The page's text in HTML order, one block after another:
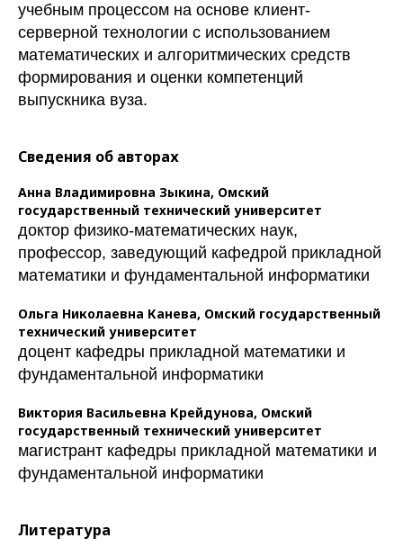
учебным процессом на основе клиент-
серверной технологии с использованием
математических и алгоритмических средств
формирования и оценки компетенций
выпускника вуза.
Сведения об авторах
Анна Владимировна Зыкина, Омский
государственный технический университет
доктор физико-математических наук,
профессор, заведующий кафедрой прикладной
математики и фундаментальной информатики
Ольга Николаевна Канева, Омский государственный
технический университет
доцент кафедры прикладной математики и
фундаментальной информатики
Виктория Васильевна Крейдунова, Омский
государственный технический университет
магистрант кафедры прикладной математики и
фундаментальной информатики
Литература